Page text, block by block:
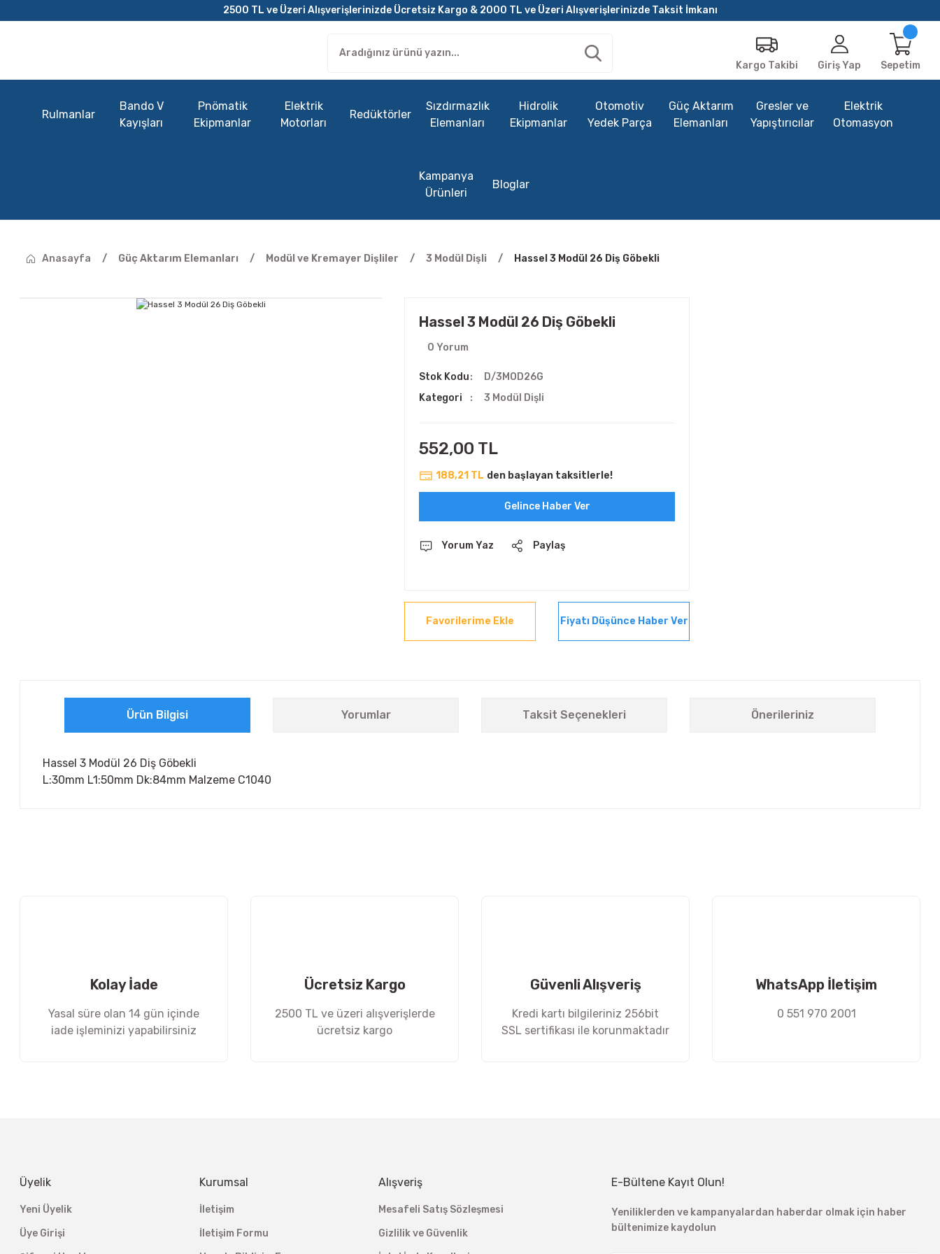
2500 TL ve Üzeri Alışverişlerinizde Ücretsiz Kargo & 2000 TL ve Üzeri Alışverişlerinizde Taksit İmkanı
Kargo Takibi Giriş Yap Sepetim
Rulmanlar
Bando V
Kayışları
Pnömatik
Ekipmanlar
Elektrik
Motorları
Redüktörler
Sızdırmazlık
Elemanları
Hidrolik
Ekipmanlar
Otomotiv
Yedek Parça
Güç Aktarım
Elemanları
Gresler ve
Yapıştırıcılar
Elektrik
Otomasyon
Kampanya
Ürünleri
Bloglar
Anasayfa Güç Aktarım Elemanları Modül ve Kremayer Dişliler 3 Modül Dişli Hassel 3 Modül 26 Diş Göbekli
Hassel 3 Modül 26 Diş Göbekli
0 Yorum
Stok Kodu
D/3MOD26G
Kategori
3 Modül Dişli
552,00 TL
188,21 TL den başlayan taksitlerle!
Gelince Haber Ver
Yorum Yaz Paylaş
Fiyatı Düşünce Haber Ver
Ürün Bilgisi Yorumlar Taksit Seçenekleri Önerileriniz
Hassel 3 Modül 26 Diş Göbekli
L:30mm L1:50mm Dk:84mm Malzeme C1040
Kolay İade
Yasal süre olan 14 gün içinde
iade işleminizi yapabilirsiniz
Ücretsiz Kargo
2500 TL ve üzeri alışverişlerde
ücretsiz kargo
Güvenli Alışveriş
Kredi kartı bilgileriniz 256bit
SSL sertifikası ile korunmaktadır
WhatsApp İletişim
0 551 970 2001
Üyelik
Yeni Üyelik
Üye Girişi
Kurumsal
İletişim
İletişim Formu
Alışveriş
Mesafeli Satış Sözleşmesi
Gizlilik ve Güvenlik
E-Bültene Kayıt Olun!
Yeniliklerden ve kampanyalardan haberdar olmak için haber
bültenimize kaydolun